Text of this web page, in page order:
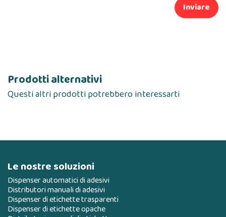
Inviare
Prodotti alternativi
Questi altri prodotti potrebbero interessarti
Le nostre soluzioni
Dispenser automatici di adesivi
Distributori manuali di adesivi
Dispenser di etichette trasparenti
Dispenser di etichette opache